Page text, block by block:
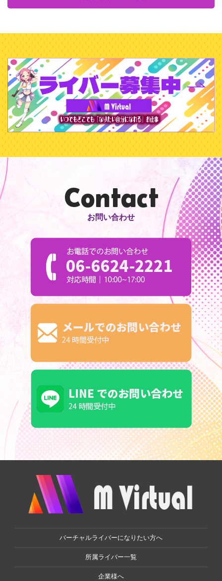
Contact
お問い合わせ
バーチャルライバーになりたい方へ
所属ライバー一覧
企業様へ